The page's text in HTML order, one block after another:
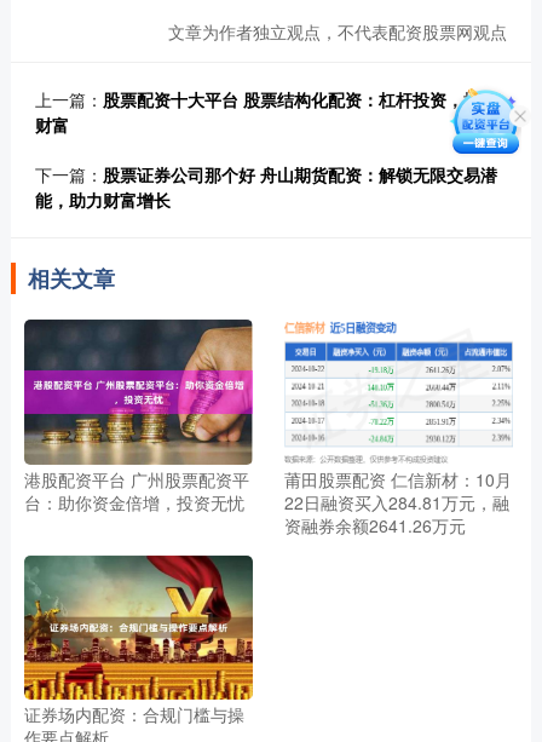
文章为作者独立观点，不代表配资股票网观点
上一篇： 股票配资十大平台 股票结构化配资：杠杆投资，撬动
财富
下一篇： 股票证券公司那个好 舟山期货配资：解锁无限交易潜
能，助力财富增长
相关文章
港股配资平台 广州股票配资平
台：助你资金倍增，投资无忧
莆田股票配资 仁信新材：10月
22日融资买入284.81万元，融
资融券余额2641.26万元
证券场内配资：合规门槛与操